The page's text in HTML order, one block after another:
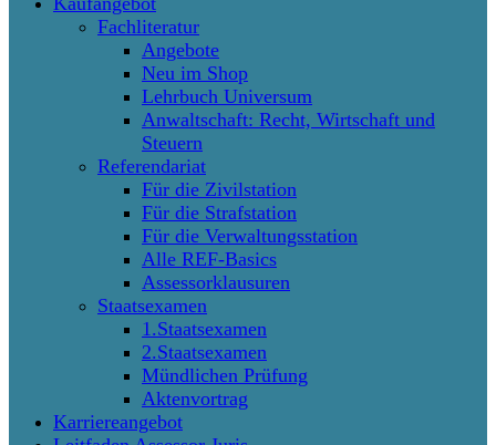
Fachliteratur
Angebote
Neu im Shop
Lehrbuch Universum
Anwaltschaft: Recht, Wirtschaft und
Steuern
Referendariat
Für die Zivilstation
Für die Strafstation
Für die Verwaltungsstation
Alle REF-Basics
Assessorklausuren
Staatsexamen
1.Staatsexamen
2.Staatsexamen
Mündlichen Prüfung
Aktenvortrag
Karriereangebot